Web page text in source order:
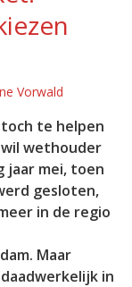
Vorwald
te helpen
wethouder
jaar mei, toen
gesloten,
in de regio
Maar
in